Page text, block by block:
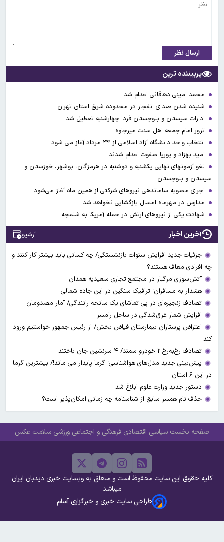
ارسال نظر
پربیننده ترین
محمد امینی دهاقانی اعدام شد
شنیده شدن صدای انفجار در محدوده شرق استان تهران
ادارات سیستان و بلوچستان فردا چهارشنبه تعطیل شد
ترور امام جمعه اهل سنت میرجاوه
انتخاب واحد دانشگاه آزاد اسلامی از ۲۴ مرداد آغاز می شود
امید بهزاد و پوریا صفوت اعدام شدند
لغو آزمونهای نهایی یکشنبه و دوشنبه در هرمزگان، بوشهر، خوزستان و
سیستان و بلوچستان
اجرای مصوبه ساماندهی نیرو‌های شرکتی از همین ماه آغاز می‌شود
مدارس در مهرماه امسال بازگشایی نخواهد شد
شهادت یکی از نیروهای ارتش در حمله آمریکا به شلمچه
آخرین اخبار آرشیو
جزئیات جدید افزایش سنوات بازنشستگی/ چه کسانی باید بیشتر کار کنند و
چه افرادی معاف هستند؟
آتش‌سوزی مرگبار در مجتمع تجاری سعیدیه همدان
هشدار به مسافران؛ ترافیک سنگین در این جاده شمالی
تصادف زنجیره‌ای در پی تماشای یک سانحه رانندگی/ آمار مصدومان
افزایش شمار غرق‌شدگی در ساحل رامسر
اعتراض پرستاران بیمارستان فیاض بخش/ از رئیس جمهور خواستیم ورود
کند
تصادف رخ‌به‌رخ ۲ خودرو سمند/ ۴ سرنشین جان باختند
پیش‌بینی جدید مدل‌های هواشناسی؛ گرما پایدار می ماند!/ بیشترین گرما
در این ۶ استان
دستور جدید وزارت علوم ابلاغ شد
حذف نام همسر سابق از شناسنامه چه زمانی امکان‌پذیر است؟
صفحه نخست سیاسی اقتصادی فرهنگی و اجتماعی ورزشی سلامت عکس
کلیه حقوق این سایت محفوظ است و متعلق به وبسایت خبری دیدبان ایران
میباشد
طراحی سایت خبری و خبرگزاری آسام